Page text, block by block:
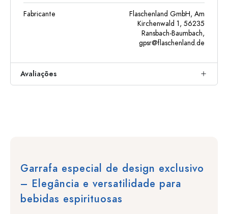
Fabricante
Flaschenland GmbH, Am
Kirchenwald 1, 56235
Ransbach-Baumbach,
gpsr@flaschenland.de
Avaliações
Garrafa especial de design exclusivo
– Elegância e versatilidade para
bebidas espirituosas